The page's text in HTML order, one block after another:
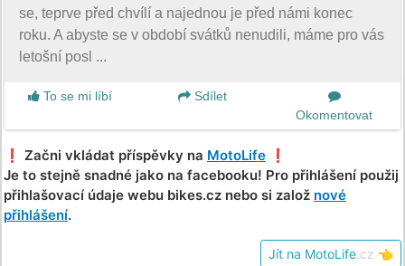
se, teprve před chvílí a najednou je před námi konec
roku. A abyste se v období svátků nenudili, máme pro vás
letošní posl ...
To se mi líbí
Sdílet
Okomentovat
❗️ Začni vkládat příspěvky na MotoLife ❗️
Je to stejně snadné jako na facebooku! Pro přihlášení použij
přihlašovací údaje webu bikes.cz nebo si založ nové
přihlášení.
Jít na MotoLife .cz 👈